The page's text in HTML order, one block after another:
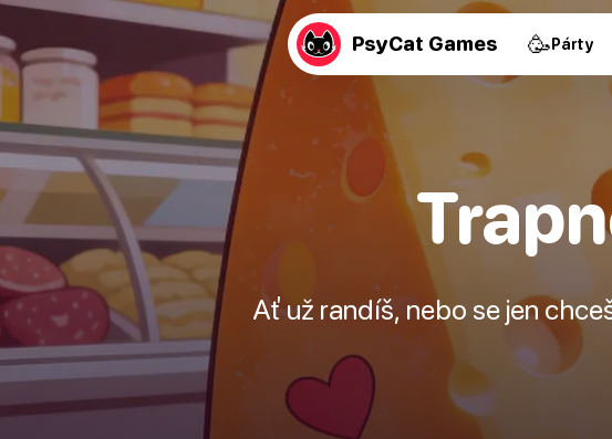
PsyCat Games 🥳Párty
Ať už randíš, nebo se jen